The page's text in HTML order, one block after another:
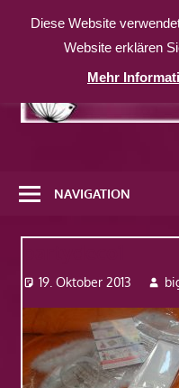
Inhalt
weitere
Website
NAVIGATION
19. Oktober 2013
Diese Website
Website erklären
Mehr